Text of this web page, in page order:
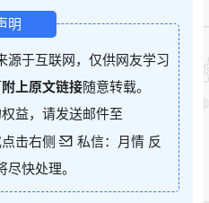
明
源于互联网，仅供网友学习
附上原文链接随意转载。
益，请发送邮件至
击右侧
私信：月情 反
快处理。